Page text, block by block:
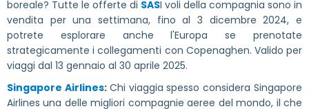
boreale? Tutte le offerte di SASI voli della compagnia sono in
vendita per una settimana, fino al 3 dicembre 2024, e
potrete esplorare anche l'Europa se prenotate
strategicamente i collegamenti con Copenaghen. Valido per
viaggi dal 13 gennaio al 30 aprile 2025.
Singapore Airlines: Chi viaggia spesso considera Singapore
Airlines una delle migliori compagnie aeree del mondo, il che